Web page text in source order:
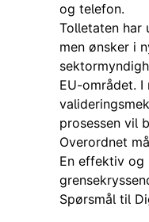
og telefon.
Tolletaten har
men ønsker i
EU-området.
prosessen vil
Overordnet
En effektiv og
Spørsmål til